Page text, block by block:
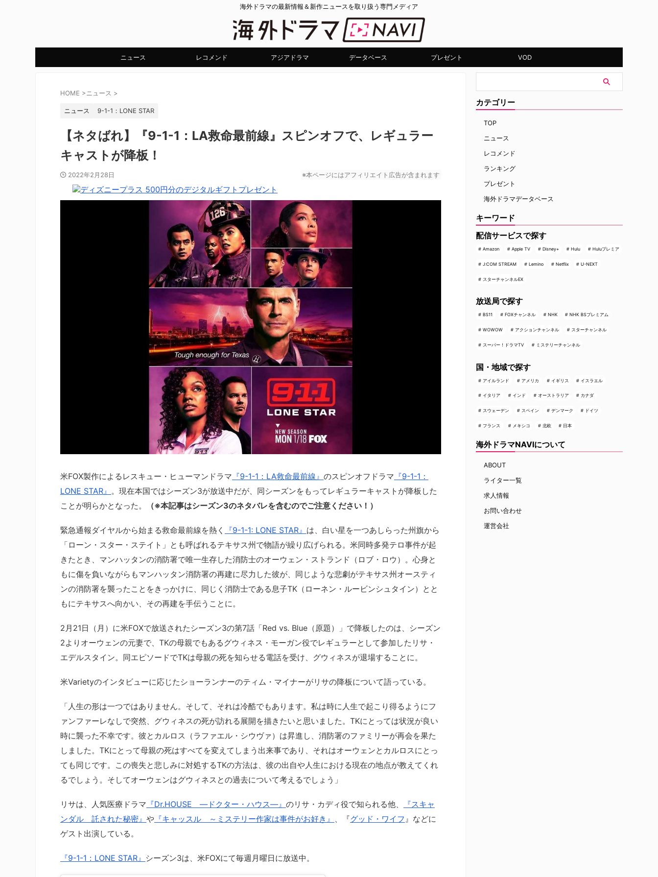
海外ドラマの最新情報＆新作ニュースを取り扱う専門メディア
ニュース レコメンド アジアドラマ データベース プレゼント VOD
HOME >ニュース >
ニュース 9-1-1：LONE STAR
【ネタばれ】『9-1-1：LA救命最前線』スピンオフで、レギュラー
キャストが降板！
2022年2月28日 ※本ページにはアフィリエイト広告が含まれます
米FOX製作によるレスキュー・ヒューマンドラマ 『9-1-1：LA救命最前線』 のスピンオフドラマ 『9-1-1：
LONE STAR』 。現在本国ではシーズン3が放送中だが、同シーズンをもってレギュラーキャストが降板した
ことが明らかとなった。
（※本記事はシーズン3のネタバレを含むのでご注意ください！）
緊急通報ダイヤルから始まる救命最前線を熱く 『9-1-1: LONE STAR』 は、白い星を一つあしらった州旗から
「ローン・スター・ステイト」とも呼ばれるテキサス州で物語が繰り広げられる。米同時多発テロ事件が起
きたとき、マンハッタンの消防署で唯一生存した消防士のオーウェン・ストランド（ロブ・ロウ）。心身と
もに傷を負いながらもマンハッタン消防署の再建に尽力した彼が、同じような悲劇がテキサス州オースティ
ンの消防署を襲ったことをきっかけに、同じく消防士である息子TK（ローネン・ルービンシュタイン）とと
もにテキサスへ向かい、その再建を手伝うことに。
2月21日（月）に米FOXで放送されたシーズン3の第7話「Red vs. Blue（原題）」で降板したのは、シーズン
2よりオーウェンの元妻で、TKの母親でもあるグウィネス・モーガン役でレギュラーとして参加したリサ・
エデルスタイン。同エピソードでTKは母親の死を知らせる電話を受け、グウィネスが退場することに。
米Varietyのインタビューに応じたショーランナーのティム・マイナーがリサの降板について語っている。
「人生の形は一つではありません。そして、それは冷酷でもあります。私は時に人生で起こり得るようにフ
ァンファーレなしで突然、グウィネスの死が訪れる展開を描きたいと思いました。TKにとっては状況が良い
時に襲った不幸です。彼とカルロス（ラファエル・シウヴァ）は昇進し、消防署のファミリーが再会を果た
しました。TKにとって母親の死はすべてを変えてしまう出来事であり、それはオーウェンとカルロスにとっ
ても同じです。この喪失と悲しみに対処するTKの方法は、彼の出自や人生における現在の地点が教えてくれ
るでしょう。そしてオーウェンはグウィネスとの過去について考えるでしょう」
リサは、人気医療ドラマ 『Dr.HOUSE ―ドクター・ハウス―』 のリサ・カディ役で知られる他、
『スキャ
ンダル 託された秘密』 や 『キャッスル ～ミステリー作家は事件がお好き』 、『グッド・ワイフ 』などに
ゲスト出演している。
『9-1-1：LONE STAR』 シーズン3は、米FOXにて毎週月曜日に放送中。
カテゴリー
TOP
ニュース
レコメンド
ランキング
プレゼント
海外ドラマデータベース
キーワード
配信サービスで探す
Amazon Apple TV Disney+ Hulu Huluプレミア
J:COM STREAM Lemino Netflix U-NEXT
スターチャンネルEX
放送局で探す
BS11 FOXチャンネル NHK NHK BSプレミアム
WOWOW アクションチャンネル スターチャンネル
スーパー！ドラマTV ミステリーチャンネル
国・地域で探す
アイルランド アメリカ イギリス イスラエル
イタリア インド オーストラリア カナダ
スウェーデン スペイン デンマーク ドイツ
フランス メキシコ 北欧 日本
海外ドラマNAVIについて
ABOUT
ライター一覧
求人情報
お問い合わせ
運営会社